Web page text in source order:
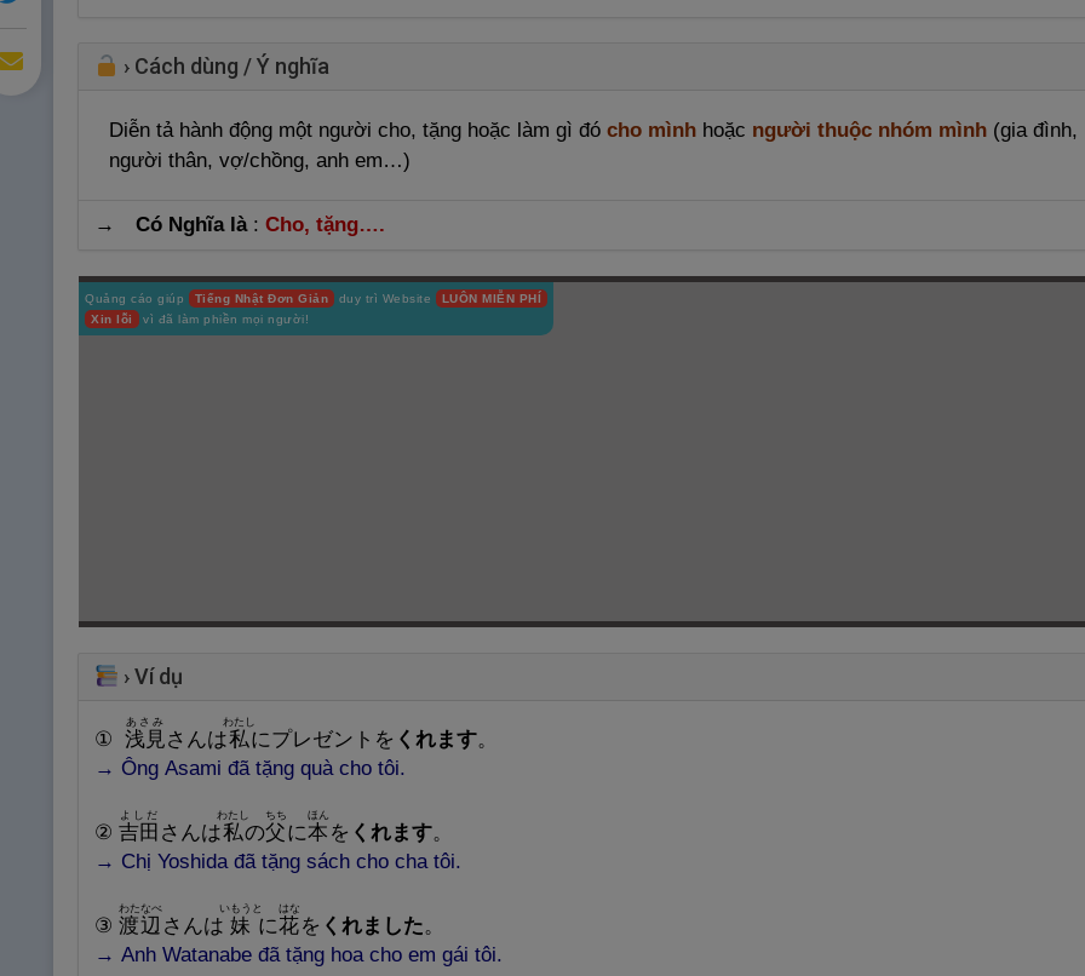
› Cách dùng / Ý nghĩa
Diễn tả hành động một người cho, tặng hoặc làm gì đó cho mình hoặc người thuộc nhóm mình (gia đình,
người thân, vợ/chồng, anh em…)
→ Có Nghĩa là: Cho, tặng….
Quảng cáo giúp Tiếng Nhật Đơn Giản duy trì Website
LUÔN MIỄN PHÍ
Xin lỗi
vì đã làm phiền mọi người!
›Ví dụ
① 浅見
あさみ
さんは私
わたし
にプレゼントを くれます。
→ Ông Asami đã tặng quà cho tôi.
② 吉田
よしだ
さんは私
わたし
の父
ちち
に本
ほん
を くれます。
→ Chị Yoshida đã tặng sách cho cha tôi.
③ 渡辺
わたなべ
さんは 妹
いもうと
に花
はな
を くれました。
→ Anh Watanabe đã tặng hoa cho em gái tôi.